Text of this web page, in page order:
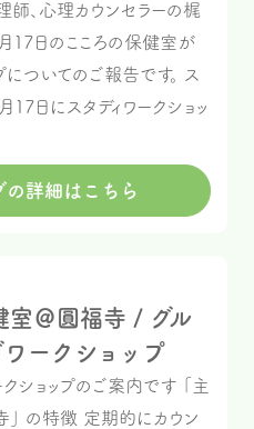
、心理カウンセラーの梶
17日のこころの保健室が
についてのご報告です。 ス
17日にスタディワークショッ
の詳細はこちら
室＠圓福寺 / グル
ークショップ
ショップのご案内です 「主
」 の特徴 定期的にカウン